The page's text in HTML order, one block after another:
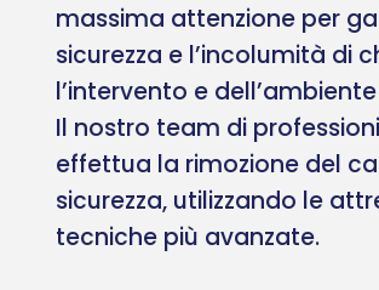
massima attenzione per
sicurezza e l’incolumità di
l’intervento e
Il nostro team di
effettua la rimozione del
sicurezza, utilizzando le
tecniche più avanzate.